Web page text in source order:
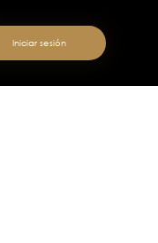
Iniciar sesión